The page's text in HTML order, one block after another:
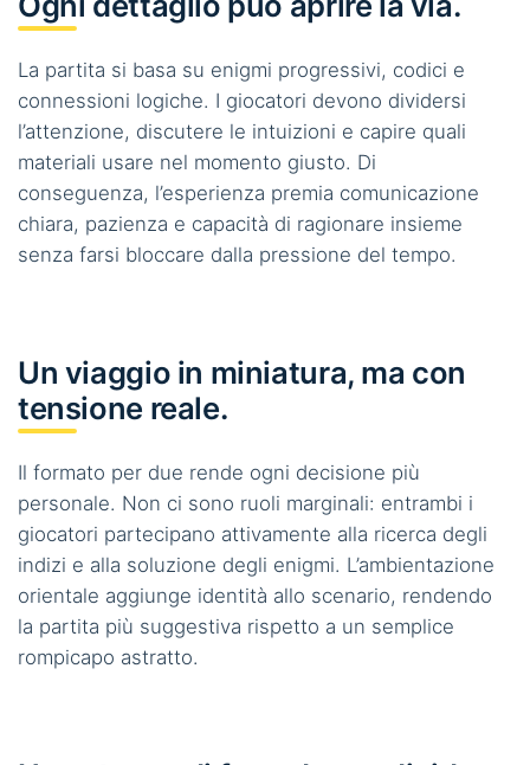
La partita si basa su enigmi progressivi, codici e
connessioni logiche. I giocatori devono dividersi
l’attenzione, discutere le intuizioni e capire quali
materiali usare nel momento giusto. Di
conseguenza, l’esperienza premia comunicazione
chiara, pazienza e capacità di ragionare insieme
senza farsi bloccare dalla pressione del tempo.
Un viaggio in miniatura, ma con
tensione reale.
Il formato per due rende ogni decisione più
personale. Non ci sono ruoli marginali: entrambi i
giocatori partecipano attivamente alla ricerca degli
indizi e alla soluzione degli enigmi. L’ambientazione
orientale aggiunge identità allo scenario, rendendo
la partita più suggestiva rispetto a un semplice
rompicapo astratto.